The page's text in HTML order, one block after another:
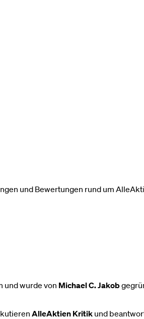
und Bewertungen rund um
und wurde von Michael C. Jakob
AlleAktien Kritik und